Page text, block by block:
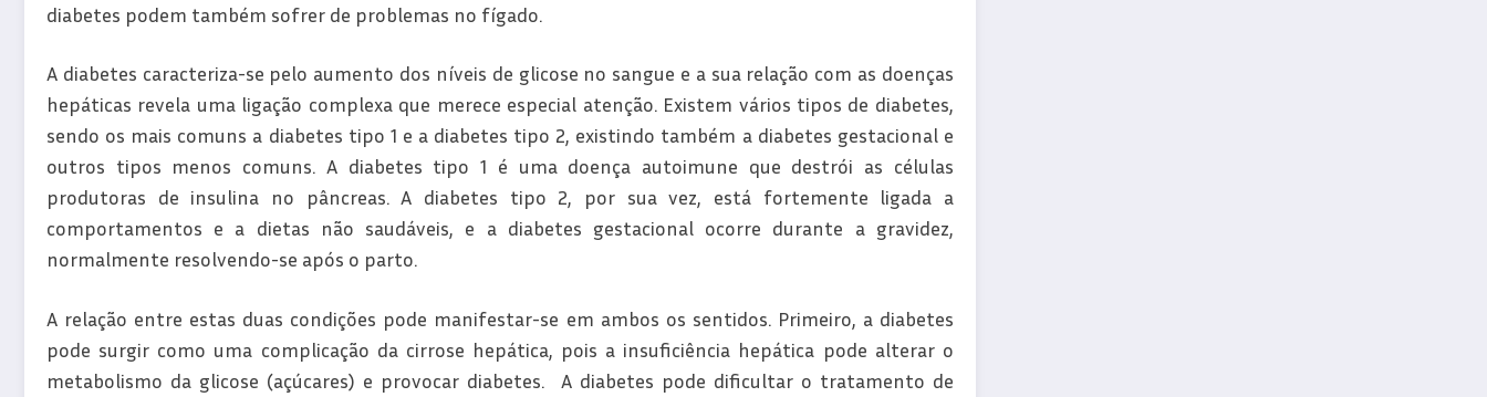
diabetes podem também sofrer de problemas no fígado.
A diabetes caracteriza-se pelo aumento dos níveis de glicose no sangue e a sua relação com as doenças
hepáticas revela uma ligação complexa que merece especial atenção. Existem vários tipos de diabetes,
sendo os mais comuns a diabetes tipo 1 e a diabetes tipo 2, existindo também a diabetes gestacional e
outros tipos menos comuns. A diabetes tipo 1 é uma doença autoimune que destrói as células
produtoras de insulina no pâncreas. A diabetes tipo 2, por sua vez, está fortemente ligada a
comportamentos e a dietas não saudáveis, e a diabetes gestacional ocorre durante a gravidez,
normalmente resolvendo-se após o parto.
A relação entre estas duas condições pode manifestar-se em ambos os sentidos. Primeiro, a diabetes
pode surgir como uma complicação da cirrose hepática, pois a insuficiência hepática pode alterar o
metabolismo da glicose (açúcares) e provocar diabetes. A diabetes pode dificultar o tratamento de